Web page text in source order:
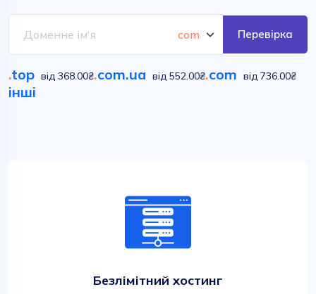
Перевірка
.top від 368.00₴.com.ua від 552.00₴.com від 736.00₴
інші
Безлімітний хостинг